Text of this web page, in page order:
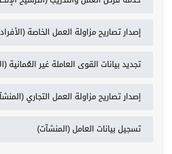
إصدار تصاريح مزاولة العمل الخاصة
تجديد بيانات القوى العاملة غير العُمانية
إصدار تصاريح مزاولة العمل التجاري
تسجيل بيانات العامل (المنشآت)